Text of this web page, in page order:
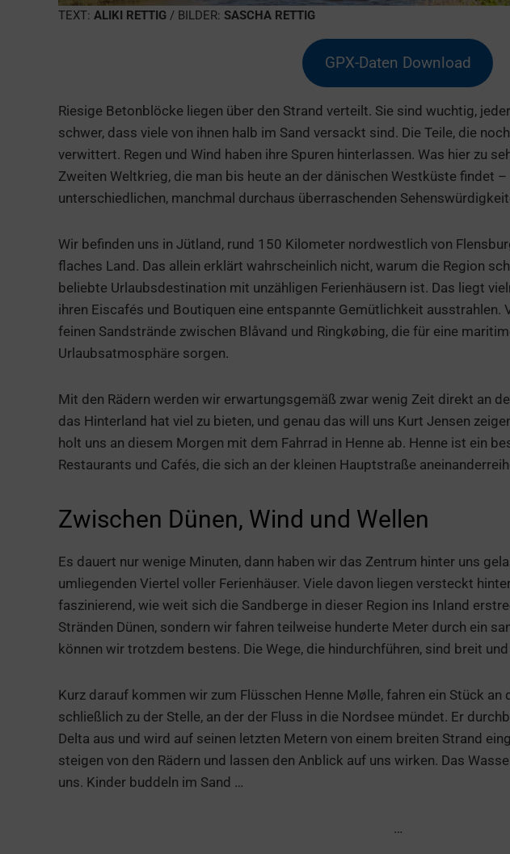
TEXT: ALIKI RETTIG / BILDER: SASCHA RETTIG
GPX-Daten Download
Riesige Betonblöcke liegen über den Strand verteilt. Sie sind wuchtig,
schwer, dass viele von ihnen halb im Sand versackt sind. Die Teile, die
verwittert. Regen und Wind haben ihre Spuren hinterlassen. Was hier zu
Zweiten Weltkrieg, die man bis heute an der dänischen Westküste findet
unterschiedlichen, manchmal durchaus überraschenden
Wir befinden uns in Jütland, rund 150 Kilometer nordwestlich von
flaches Land. Das allein erklärt wahrscheinlich nicht, warum die Region
beliebte Urlaubsdestination mit unzähligen Ferienhäusern ist. Das liegt
ihren Eiscafés und Boutiquen eine entspannte Gemütlichkeit ausstrahlen.
feinen Sandstrände zwischen Blåvand und Ringkøbing, die für eine
Urlaubsatmosphäre sorgen.
Mit den Rädern werden wir erwartungsgemäß zwar wenig Zeit direkt an
das Hinterland hat viel zu bieten, und genau das will uns Kurt Jensen
holt uns an diesem Morgen mit dem Fahrrad in Henne ab. Henne ist ein
Restaurants und Cafés, die sich an der kleinen Hauptstraße
Zwischen Dünen, Wind und Wellen
Es dauert nur wenige Minuten, dann haben wir das Zentrum hinter uns
umliegenden Viertel voller Ferienhäuser. Viele davon liegen versteckt
faszinierend, wie weit sich die Sandberge in dieser Region ins Inland
Stränden Dünen, sondern wir fahren teilweise hunderte Meter durch ein
können wir trotzdem bestens. Die Wege, die hindurchführen, sind breit
Kurz darauf kommen wir zum Flüsschen Henne Mølle, fahren ein Stück an
schließlich zu der Stelle, an der der Fluss in die Nordsee mündet. Er
Delta aus und wird auf seinen letzten Metern von einem breiten Strand
steigen von den Rädern und lassen den Anblick auf uns wirken. Das
uns. Kinder buddeln im Sand …
…